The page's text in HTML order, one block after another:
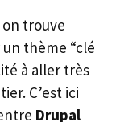
on trouve
thème “clé
à aller très
C’est ici
Drupal